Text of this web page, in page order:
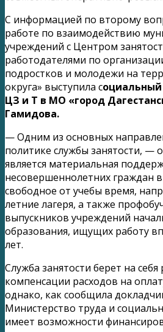
С информацией по второму
работе по взаимодействию
учреждений с Центром
работодателями по
подростков и молодежи на
округа» выступила социальный
ЦЗ и Т в МО «город
Гамидова.
— Одним из основных
политике службы занятости, —
является материальная
несовершеннолетних граждан
свободное от учебы время,
летние лагеря, а также
выпускников учреждений
образования, ищущих работу
лет.
Служба занятости берет на
компенсации расходов на
однако, как сообщила
Министерство труда и
имеет возможности